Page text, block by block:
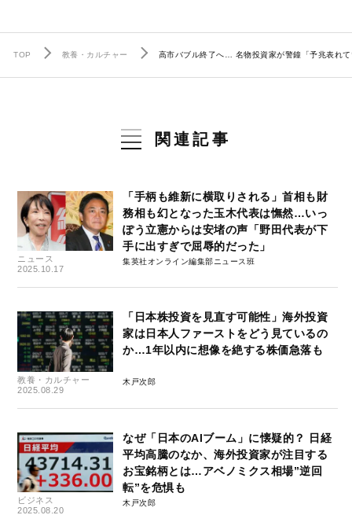
TOP 教養・カルチャー 高市バブル終了へ… 名物投資家が警鐘「予兆表れ
関連記事
ニュース
2025.10.17
「手柄も維新に横取りされる」首相も財
務相も幻となった玉木代表は憮然…いっ
ぽう立憲からは安堵の声「野田代表が下
手に出すぎで屈辱的だった」
集英社オンライン編集部ニュース班
教養・カルチャー
2025.08.29
「日本株投資を見直す可能性」海外投資
家は日本人ファーストをどう見ているの
か…1年以内に想像を絶する株価急落も
木戸次郎
ビジネス
2025.08.20
なぜ「日本のAIブーム」に懐疑的？ 日経
平均高騰のなか、海外投資家が注目する
お宝銘柄とは…アベノミクス相場”逆回
転”を危惧も
木戸次郎